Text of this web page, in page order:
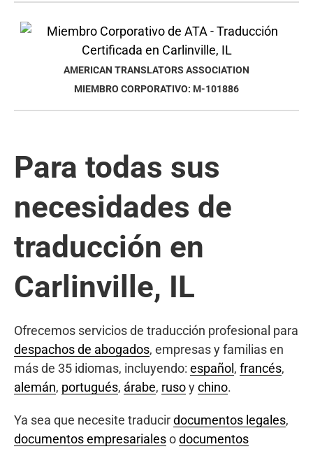
AMERICAN TRANSLATORS ASSOCIATION
MIEMBRO CORPORATIVO: M-101886
Para todas sus
necesidades de
traducción en
Carlinville, IL
Ofrecemos servicios de traducción profesional para
despachos de abogados, empresas y familias en
más de 35 idiomas, incluyendo: español , francés,
alemán, portugués, árabe, rusoychino.
Ya sea que necesite traducirdocumentos legales,
documentos empresarialesodocumentos